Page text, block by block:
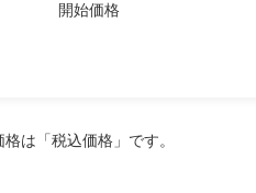
開始価格
格は「税込価格」です。